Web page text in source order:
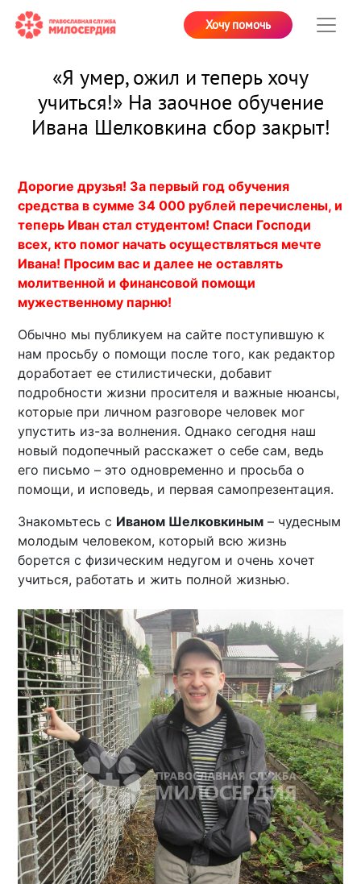
Хочу помочь
«Я умер, ожил и теперь хочу
учиться!» На заочное обучение
Ивана Шелковкина сбор закрыт!
Дорогие друзья! За первый год обучения
средства в сумме 34 000 рублей перечислены, и
теперь Иван стал студентом! Спаси Господи
всех, кто помог начать осуществляться мечте
Ивана! Просим вас и далее не оставлять
молитвенной и финансовой помощи
мужественному парню!
Обычно мы публикуем на сайте поступившую к
нам просьбу о помощи после того, как редактор
доработает ее стилистически, добавит
подробности жизни просителя и важные нюансы,
которые при личном разговоре человек мог
упустить из-за волнения. Однако сегодня наш
новый подопечный расскажет о себе сам, ведь
его письмо – это одновременно и просьба о
помощи, и исповедь, и первая самопрезентация.
Знакомьтесь с Иваном Шелковкиным – чудесным
молодым человеком, который всю жизнь
борется с физическим недугом и очень хочет
учиться, работать и жить полной жизнью.